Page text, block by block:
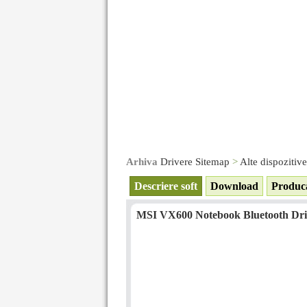
Arhiva Drivere Sitemap > Alte
Descriere soft Download
MSI VX600 Notebook Bluetooth